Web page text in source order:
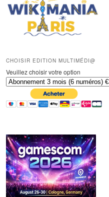
CHOISIR EDITION MULTIMÉDI@
Veuillez choisir votre option